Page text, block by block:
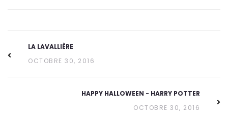
LA LAVALLIÈRE
OCTOBRE 30, 2016
HAPPY HALLOWEEN - HARRY POTTER
OCTOBRE 30, 2016